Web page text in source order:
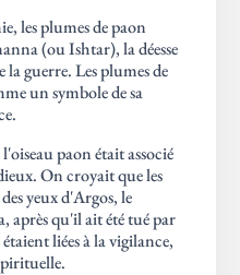
les plumes de paon
(ou Ishtar), la déesse
guerre. Les plumes de
un symbole de sa
paon était associé
On croyait que les
yeux d'Argos, le
après qu'il ait été tué par
liées à la vigilance,